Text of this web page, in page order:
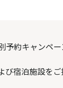
約キャンペー
宿泊施設を